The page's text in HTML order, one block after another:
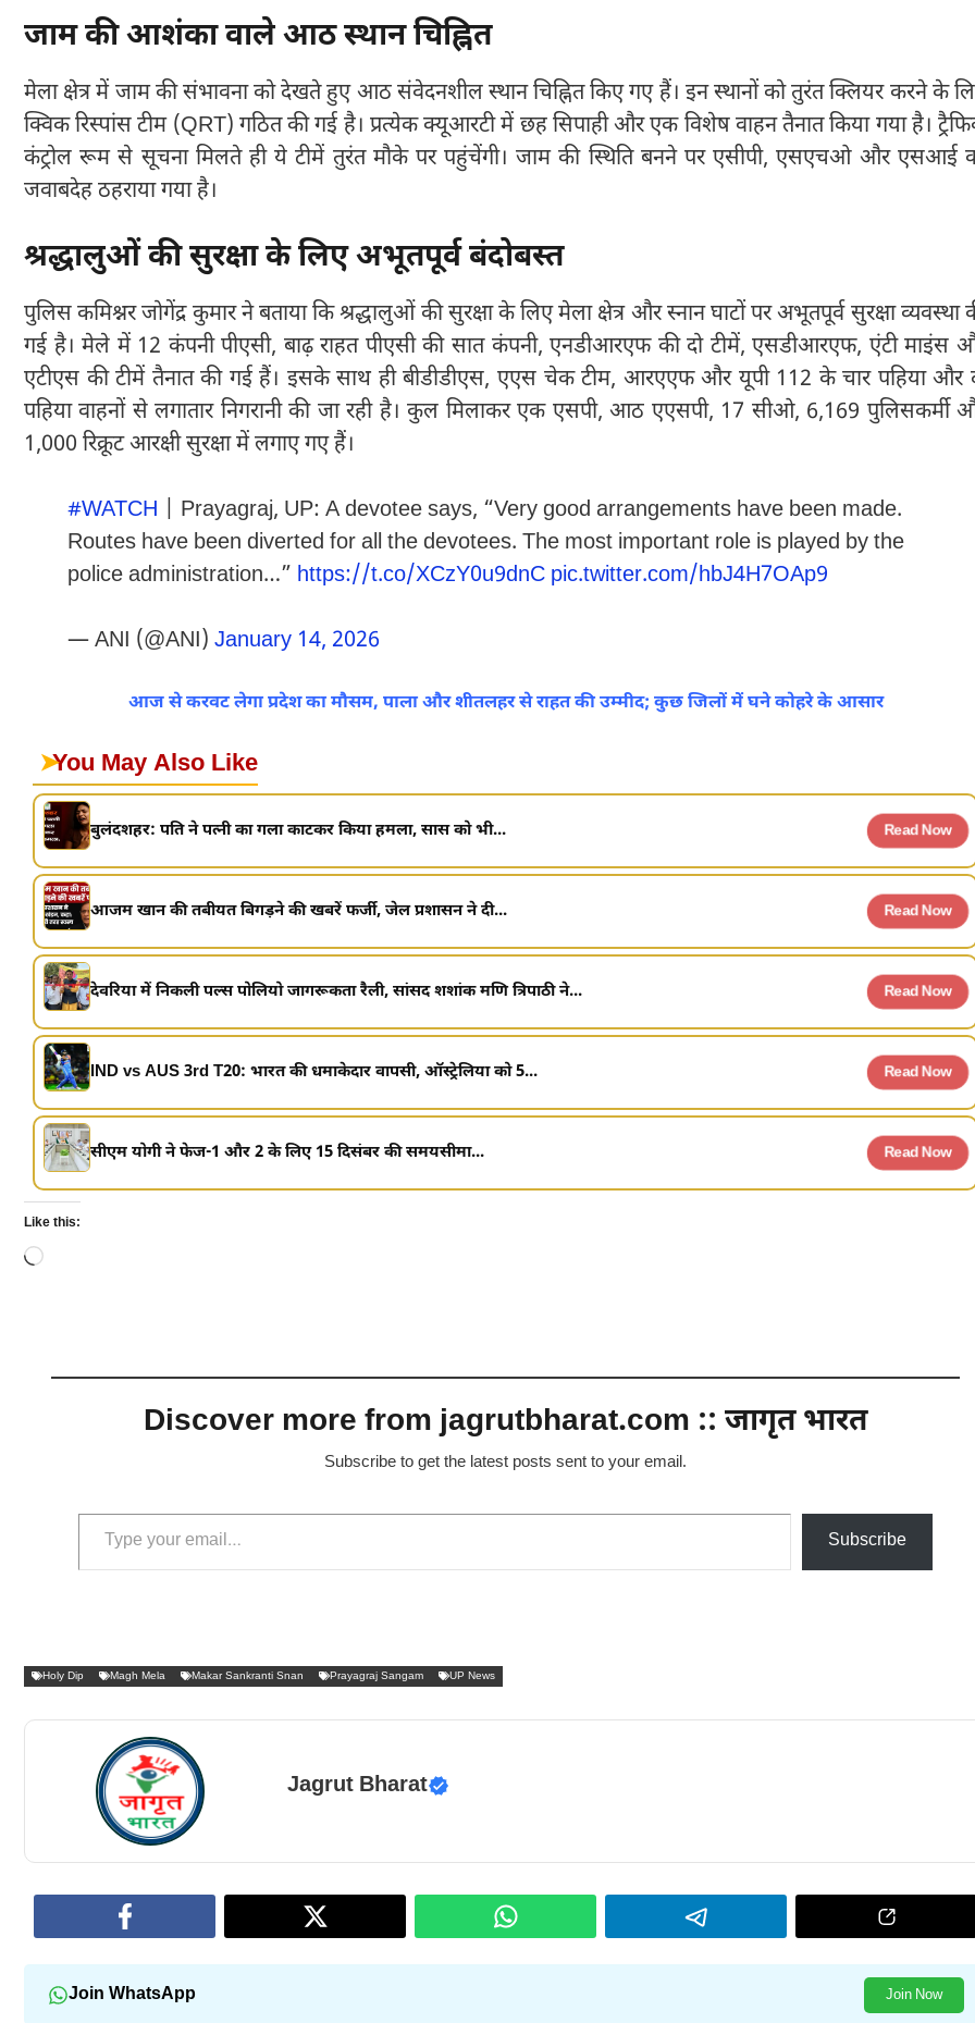
जाम की आशंका वाले आठ स्थान चिह्नित
मेला क्षेत्र में जाम की संभावना को देखते हुए आठ संवेदनशील स्थान चिह्नित किए गए हैं। इन स्थानों को तुरंत क्लियर करने के
क्विक रिस्पांस टीम (QRT) गठित की गई है। प्रत्येक क्यूआरटी में छह सिपाही और एक विशेष वाहन तैनात किया गया है।
कंट्रोल रूम से सूचना मिलते ही ये टीमें तुरंत मौके पर पहुंचेंगी। जाम की स्थिति बनने पर एसीपी, एसएचओ और एसआई
जवाबदेह ठहराया गया है।
श्रद्धालुओं की सुरक्षा के लिए अभूतपूर्व बंदोबस्त
पुलिस कमिश्नर जोगेंद्र कुमार ने बताया कि श्रद्धालुओं की सुरक्षा के लिए मेला क्षेत्र और स्नान घाटों पर अभूतपूर्व सुरक्षा व्यवस्था
गई है। मेले में 12 कंपनी पीएसी, बाढ़ राहत पीएसी की सात कंपनी, एनडीआरएफ की दो टीमें, एसडीआरएफ, एंटी माइंस
एटीएस की टीमें तैनात की गई हैं। इसके साथ ही बीडीडीएस, एएस चेक टीम, आरएएफ और यूपी 112 के चार पहिया और
पहिया वाहनों से लगातार निगरानी की जा रही है। कुल मिलाकर एक एसपी, आठ एएसपी, 17 सीओ, 6,169 पुलिसकर्मी
1,000 रिक्रूट आरक्षी सुरक्षा में लगाए गए हैं।
#WATCH | Prayagraj, UP: A devotee says, “Very good arrangements have been made.
Routes have been diverted for all the devotees. The most important role is played by the
police administration…” https://t.co/XCzY0u9dnC pic.twitter.com/hbJ4H7OAp9
— ANI (@ANI) January 14, 2026
आज से करवट लेगा प्रदेश का मौसम, पाला और शीतलहर से राहत की उम्मीद; कुछ जिलों में घने कोहरे के आसार
➤You May Also Like
बुलंदशहर: पति ने पत्नी का गला काटकर किया हमला, सास को भी... Read Now
आजम खान की तबीयत बिगड़ने की खबरें फर्जी, जेल प्रशासन ने दी... Read Now
देवरिया में निकली पल्स पोलियो जागरूकता रैली, सांसद शशांक मणि त्रिपाठी ने... Read Now
IND vs AUS 3rd T20: भारत की धमाकेदार वापसी, ऑस्ट्रेलिया को 5... Read Now
सीएम योगी ने फेज-1 और 2 के लिए 15 दिसंबर की समयसीमा... Read Now
Like this:
Loading…
Discover more from jagrutbharat.com :: जागृत भारत
Subscribe to get the latest posts sent to your email.
Type your email…
Subscribe
Holy Dip Magh Mela Makar Sankranti Snan Prayagraj Sangam UP News
Jagrut Bharat
Join WhatsApp Join Now